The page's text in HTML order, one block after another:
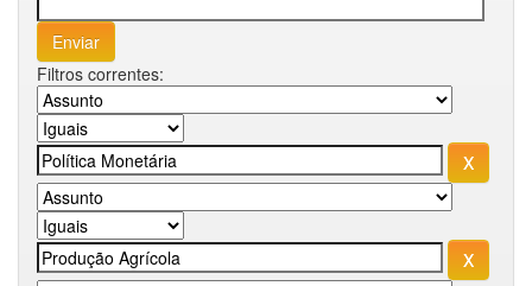
Filtros correntes: